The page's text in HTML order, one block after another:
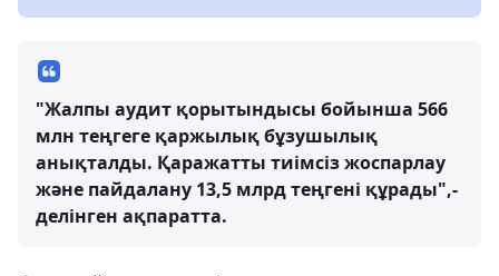
"Жалпы аудит қорытындысы бойынша 566
млн теңгеге қаржылық бұзушылық
анықталды. Қаражатты тиімсіз жоспарлау
және пайдалану 13,5 млрд теңгені құрады",-
делінген ақпаратта.